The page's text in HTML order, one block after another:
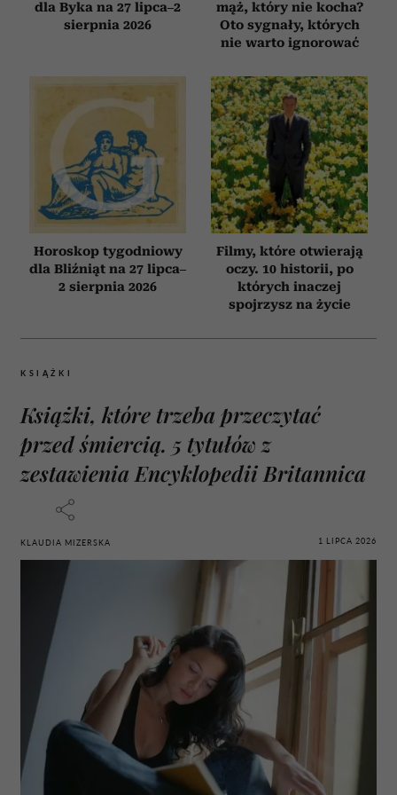
korzystania z ich usług.
dla Byka na 27 lipca–2
sierpnia 2026
mąż, który nie kocha?
Oto sygnały, których
nie warto ignorować
Horoskop tygodniowy
dla Bliźniąt na 27 lipca–
2 sierpnia 2026
Filmy, które otwierają
oczy. 10 historii, po
których inaczej
spojrzysz na życie
KSIĄŻKI
Książki, które trzeba przeczytać
przed śmiercią. 5 tytułów z
zestawienia Encyklopedii Britannica
KLAUDIA MIZERSKA 1 LIPCA 2026